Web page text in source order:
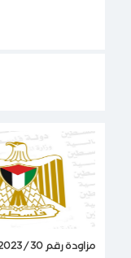
مزاودة رقم 30 / 2023 تأجير صهاريج غاز عدد (2) لصالح وزارة المالية